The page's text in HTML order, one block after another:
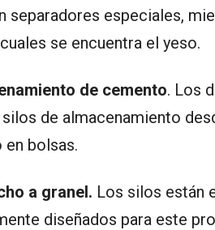
separadores especiales,
se encuentra el yeso.
de cemento. Los
de almacenamiento
en bolsas.
a granel. Los silos están
diseñados para este